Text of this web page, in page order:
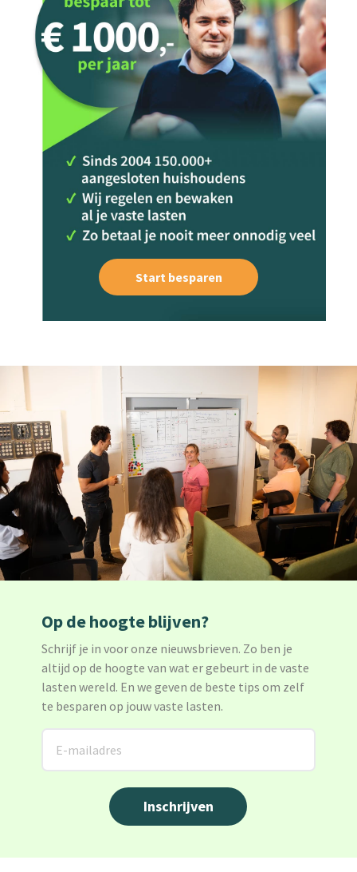
Start besparen
Op de hoogte blijven?
Schrijf je in voor onze nieuwsbrieven. Zo ben je
altijd op de hoogte van wat er gebeurt in de vaste
lasten wereld. En we geven de beste tips om zelf
te besparen op jouw vaste lasten.